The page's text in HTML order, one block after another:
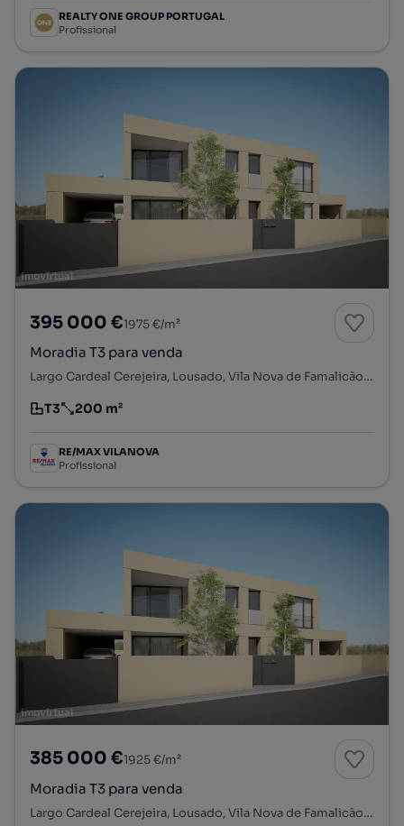
REALTY ONE GROUP PORTUGAL
Profissional
395 000 €1975 €/m²
Moradia T3 para venda
Largo Cardeal Cerejeira, Lousado, Vila Nova de Famalicão, Braga
Tipologia
T3
Preço por metro quadrado
200 m²
RE/MAX VILANOVA
Profissional
385 000 €1925 €/m²
Moradia T3 para venda
Largo Cardeal Cerejeira, Lousado, Vila Nova de Famalicão, Braga